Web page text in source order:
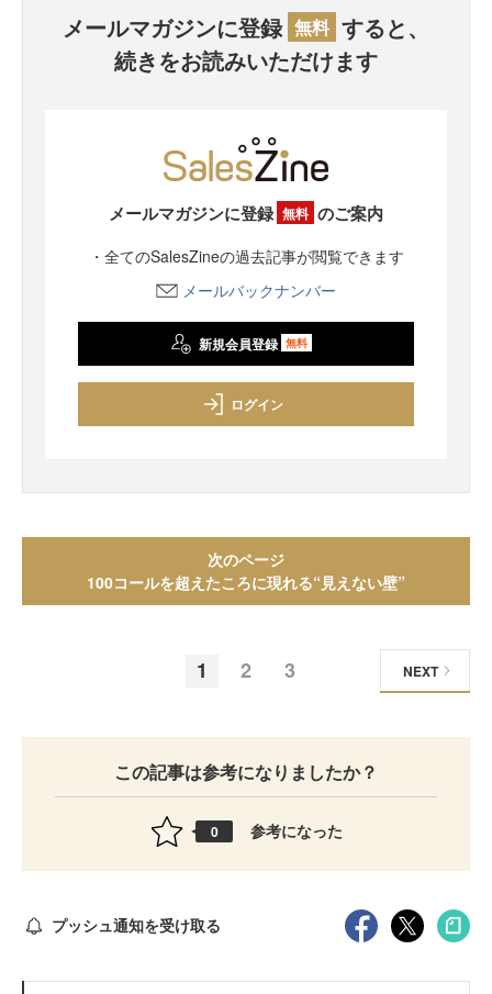
メールマガジンに登録 無料 すると、
続きをお読みいただけます
メールマガジンに登録 無料 のご案内
・全てのSalesZineの過去記事が閲覧できます
メールバックナンバー
新規会員登録 無料
ログイン
次のページ
100コールを超えたころに現れる“見えない壁”
1 2 3 NEXT
この記事は参考になりましたか？
0 参考になった
プッシュ通知を受け取る